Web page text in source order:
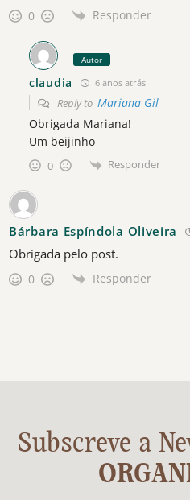
0 Responder
Autor
claudia 6 anos atrás
Reply to Mariana Gil
Obrigada Mariana!
Um beijinho
0 Responder
Bárbara Espíndola Oliveira
Obrigada pelo post.
0 Responder
Subscreve a